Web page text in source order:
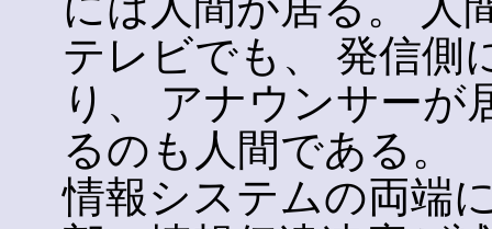
テレビでも、 発信側
り、 アナウンサーが
るのも人間である。
情報システムの両端